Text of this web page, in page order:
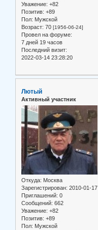
Уважение: +82
Позитив: +89
Пол: Мужской
Возраст: 70 [1956-06-24]
Провел на форуме:
7 дней 19 часов
Последний визит:
2022-03-14 23:28:20
Лютый
Активный участник
Откуда: Москва
Зарегистрирован: 2010-01-17
Приглашений: 0
Сообщений: 662
Уважение: +82
Позитив: +89
Пол: Мужской